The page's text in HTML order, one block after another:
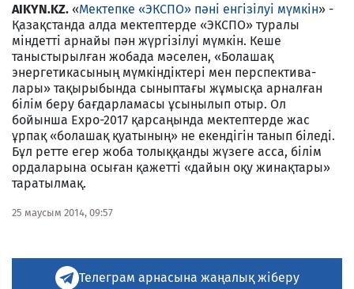
AIKYN.KZ. «Мектепке «ЭКСПО» пәні енгізілуі мүмкін» -
Қазақстанда алда мектептерде «ЭКСПО» туралы
міндетті арнайы пән жүргізілуі мүмкін. Кеше
таныстырылған жобада мәселен, «Болашақ
энергетика­сының мүмкіндіктері мен перспектива­
лары» тақырыбында сыныптағы жұмысқа арналған
білім беру бағдарламасы ұсы­нылып отыр. Ол
бойынша Ехро-2017 қар­саңын­да мектептерде жас
ұрпақ «болашақ қуатының» не екендігін танып біледі.
Бұл ретте егер жоба толыққанды жүзеге асса, білім
ордаларына осыған қажетті «дайын оқу жинақтары»
таратылмақ.
25 маусым 2014, 09:57
Телеграм арнасына жаңалық жіберу